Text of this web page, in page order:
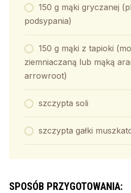
150 g mąki gryczanej
podsypania)
150 g mąki z tapioki
ziemniaczaną lub mąką
arrowroot)
szczypta soli
szczypta gałki
SPOSÓB PRZYGOTOWANIA: